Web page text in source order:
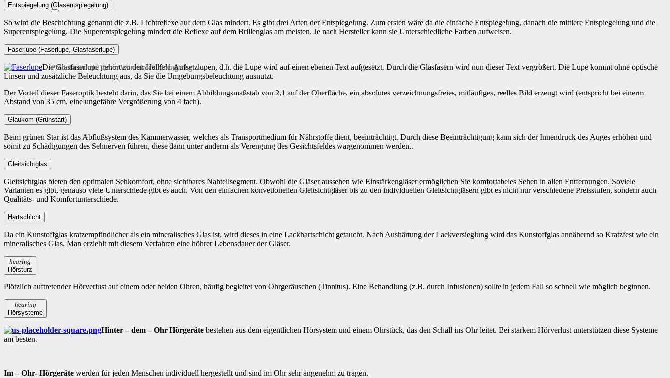
Produktwurde Ihrem Warenkorb hinzugefügt.
Entspiegelung (Glasentspiegelung)
So wird die Beschichtung genannt die z.B. Lichtreflexe auf dem Glas mindert. Es gibt drei Arten der Entspiegelung. Zum ersten wäre da die einfache Entspiegelung, danach die mittlere Entspiegelung und die
Superentspiegelung. Die Superentspiegelung mindert die Reflexe auf dem Brillenglas am meisten. Je nach Hersteller kann sie Unterschiedliche Farben aufweisen.
Faserlupe (Faserlupe, Glasfaserlupe)
Die Glasfaserlupe gehört zu den Hellfeld-Aufsetzlupen, d.h. die Lupe wird auf einen ebenen Text aufgesetzt. Durch die Glasfasern wird nun dieser Text vergrößert. Die Lupe kommt ohne optische
Linsen und zusätzliche Beleuchtung aus, da Sie die Umgebungsbeleuchtung ausnutzt.
Der Vorteil dieser Faseroptik besteht darin, das Sie bei einem Abbildungsmaßstab von 2,1 auf der Oberfläche, ein absolutes verzeichnungsfreies, mitläufiges, reelles Bild erzeugt wird (entspricht bei einerm
Abstand von 35 cm, eine ungefähre Vergrößerung von 4 fach).
Glaukom (Grünstart)
Beim grünen Star ist das Abflußsystem des Kammerwasser, welches als Transportmedium für Nährstoffe dient, beeinträchtigt. Durch diese Beeinträchtigung kann sich der Innendruck des Auges erhöhen und
somit zu Schädigungen des Sehnerven führen, diese dann unter anderm als Verengung des Gesichtsfeldes wargenommen werden..
Gleitsichtglas
Gleitsichtglas bieten den optimalen Sehkomfort, ohne sichtbares Nahteilsegment. Obwohl die Gläser aussehen wie Einstärkengläser ermöglichen Sie komfortabeles Sehen in allen Entfernungen. Soviele
Varianten es gibt, genauso viele Unterschiede gibt es auch. Von den einfachen konvetionellen Gleitsichtgläser bis zu den individuellen Gleitsichtgläsern gibt es nicht nur verschiedene Preisstufen, sondern auch
Qualitäts- und Komfortunterschiede.
Hartschicht
Da ein Kunstoffglas kratzempfindlicher als ein mineralisches Glas ist, wird dieses in eine Lackhartschicht getaucht. Nach Aushärtung der Lackversieglung wird das Kunstoffglas annähernd so Kratzfest wie ein
mineralisches Glas. Man erziehlt mit diesem Verfahren eine höhrer Lebensdauer der Gläser.
hearing
Hörsturz
Plötzlich auftretender Hörverlust auf einem oder beiden Ohren, häufig begleitet von Ohrgeräuschen (Tinnitus). Eine Behandlung (z.B. durch Infusionen) sollte in jedem Fall so schnell wie möglich beginnen.
hearing
Hörsysteme
Hinter – dem – Ohr Hörgeräte bestehen aus dem eigentlichen Hörsystem und einem Ohrstück, das den Schall ins Ohr leitet. Bei starkem Hörverlust unterstützen diese Systeme
am besten.
Im – Ohr- Hörgeräte werden für jeden Menschen individuell hergestellt und sind im Ohr sehr angenehm zu tragen.